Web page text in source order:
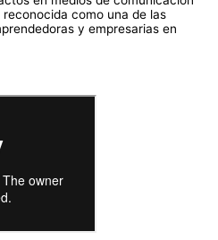
como una de las
y empresarias en